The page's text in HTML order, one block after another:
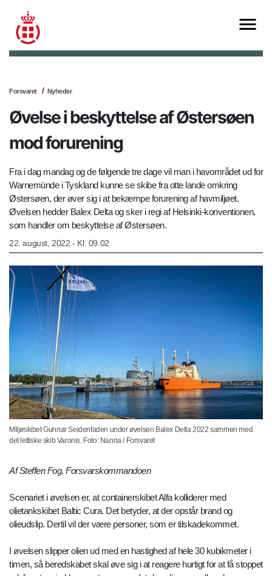
Forsvaret Nyheder
Øvelse i beskyttelse af Østersøen
mod forurening
Fra i dag mandag og de følgende tre dage vil man i havområdet ud for
Warnemünde i Tyskland kunne se skibe fra otte lande omkring
Østersøen, der øver sig i at bekæmpe forurening af havmiljøet.
Øvelsen hedder Balex Delta og sker i regi af Helsinki-konventionen,
som handler om beskyttelse af Østersøen.
22. august, 2022 - Kl. 09.02
Miljøskibet Gunnar Seidenfaden under øvelsen Balex Delta 2022 sammen med
det lettiske skib Varonis. Foto: Nanna / Forsvaret
Af Steffen Fog, Forsvarskommandoen
Scenariet i øvelsen er, at containerskibet Alfa kolliderer med
olietankskibet Baltic Cura. Det betyder, at der opstår brand og
olieudslip. Dertil vil der være personer, som er tilskadekommet.
I øvelsen slipper olien ud med en hastighed af hele 30 kubikmeter i
timen, så beredskabet skal øve sig i at reagere hurtigt for at få stoppet